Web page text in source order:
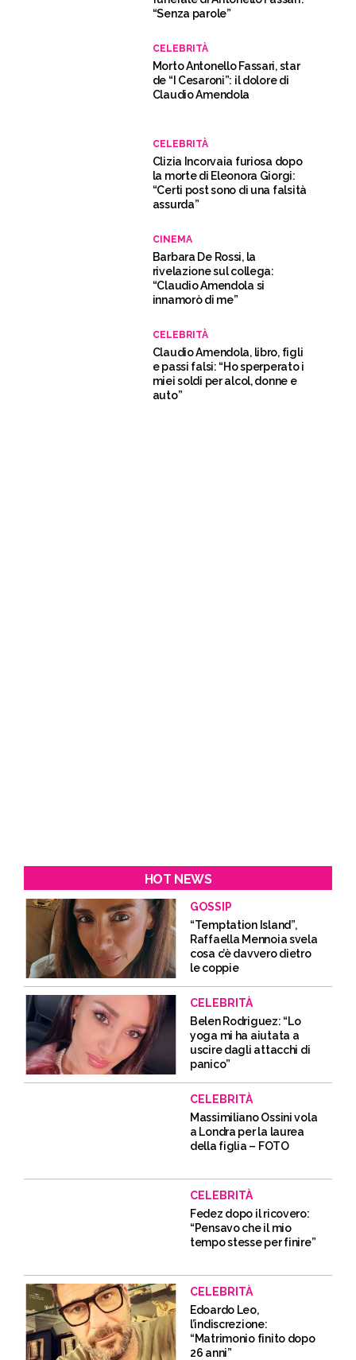
“Senza parole”
CELEBRITÀ
Morto Antonello Fassari, star
de “I Cesaroni”: il dolore di
Claudio Amendola
CELEBRITÀ
Clizia Incorvaia furiosa dopo
la morte di Eleonora Giorgi:
“Certi post sono di una falsità
assurda”
CINEMA
Barbara De Rossi, la
rivelazione sul collega:
“Claudio Amendola si
innamorò di me”
CELEBRITÀ
Claudio Amendola, libro, figli
e passi falsi: “Ho sperperato i
miei soldi per alcol, donne e
auto”
HOT NEWS
GOSSIP
“Temptation Island”,
Raffaella Mennoia svela
cosa c’è davvero dietro
le coppie
CELEBRITÀ
Belen Rodriguez: “Lo
yoga mi ha aiutata a
uscire dagli attacchi di
panico”
CELEBRITÀ
Massimiliano Ossini vola
a Londra per la laurea
della figlia – FOTO
CELEBRITÀ
Fedez dopo il ricovero:
“Pensavo che il mio
tempo stesse per finire”
CELEBRITÀ
Edoardo Leo,
l’indiscrezione:
“Matrimonio finito dopo
26 anni”